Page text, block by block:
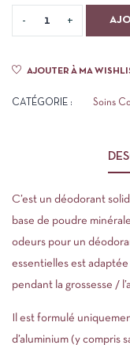
sur
notation
AJOUTER À MA
CATÉGORIE : Soins
C’est un déodorant
base de poudre
odeurs pour un
essentielles est
pendant la grossesse /
Il est formulé
d’aluminium (y compris